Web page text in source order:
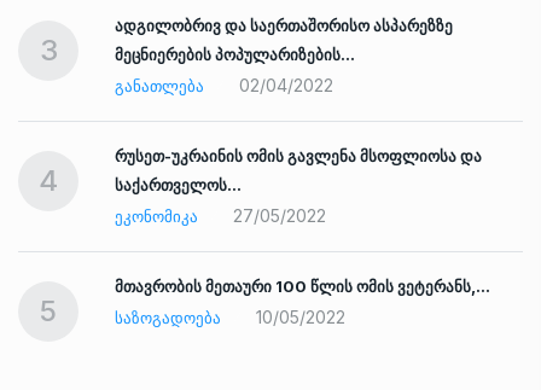
3
ადგილობრივ და საერთაშორისო ასპარეზზე
მეცნიერების პოპულარიზების…
ᲒᲐᲜᲐᲗᲚᲔᲑᲐ
02/04/2022
4
რუსეთ-უკრაინის ომის გავლენა მსოფლიოსა და
საქართველოს…
ᲔᲙᲝᲜᲝᲛᲘᲙᲐ
27/05/2022
5
მთავრობის მეთაური 100 წლის ომის ვეტერანს,…
ᲡᲐᲖᲝᲒᲐᲓᲝᲔᲑᲐ
10/05/2022